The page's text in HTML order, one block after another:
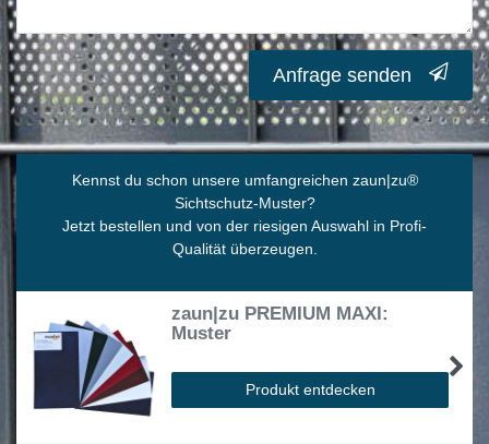
Anfrage senden
Kennst du schon unsere umfangreichen zaun|zu®
Sichtschutz-Muster?
Jetzt bestellen und von der riesigen Auswahl in Profi-
Qualität überzeugen.
zaun|zu PREMIUM MAXI:
Muster
Produkt entdecken